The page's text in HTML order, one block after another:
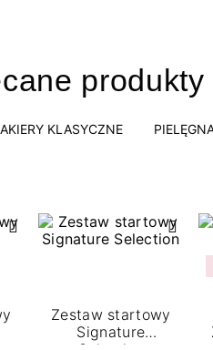
produkty
KLASYCZNE
Zestaw startowy
Signature